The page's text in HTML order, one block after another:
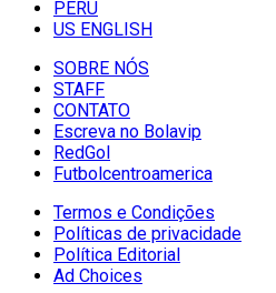
PERU
US ENGLISH
SOBRE NÓS
STAFF
CONTATO
Escreva no Bolavip
RedGol
Futbolcentroamerica
Termos e Condições
Políticas de privacidade
Política Editorial
Ad Choices